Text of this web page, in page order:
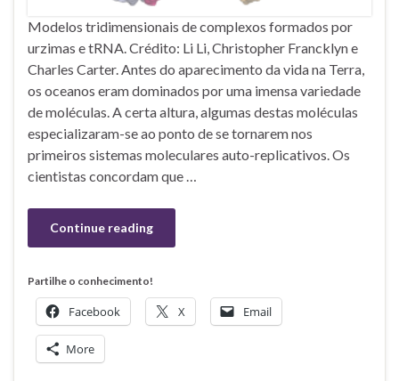
Modelos tridimensionais de complexos formados por
urzimas e tRNA. Crédito: Li Li, Christopher Francklyn e
Charles Carter. Antes do aparecimento da vida na Terra,
os oceanos eram dominados por uma imensa variedade
de moléculas. A certa altura, algumas destas moléculas
especializaram-se ao ponto de se tornarem nos
primeiros sistemas moleculares auto-replicativos. Os
cientistas concordam que …
Continue reading
Partilhe o conhecimento!
Facebook X Email
More